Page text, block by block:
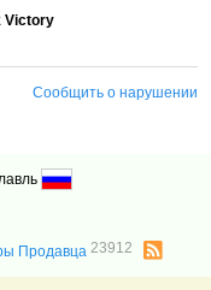
Victory
Сообщить о нарушении
Продавца23912